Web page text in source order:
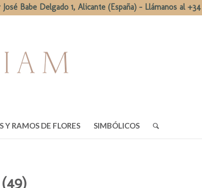
Babe Delgado 1, Alicante (España) - Llámanos al
Y RAMOS DE FLORES SIMBÓLICOS